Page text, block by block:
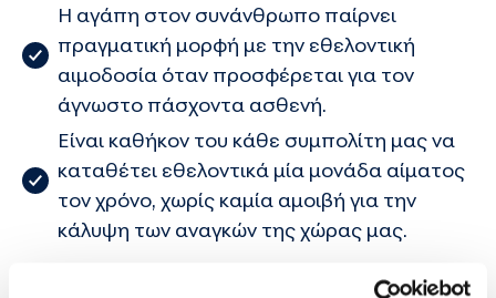
Η αγάπη στον συνάνθρωπο παίρνει
πραγματική μορφή με την εθελοντική
αιμοδοσία όταν προσφέρεται για τον
άγνωστο πάσχοντα ασθενή.
Είναι καθήκον του κάθε συμπολίτη μας να
καταθέτει εθελοντικά μία μονάδα αίματος
τον χρόνο, χωρίς καμία αμοιβή για την
κάλυψη των αναγκών της χώρας μας.
6 Μαρτίου